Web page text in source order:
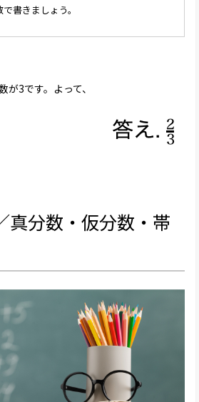
書きましょう。
3です。よって、
真分数・仮分数・帯